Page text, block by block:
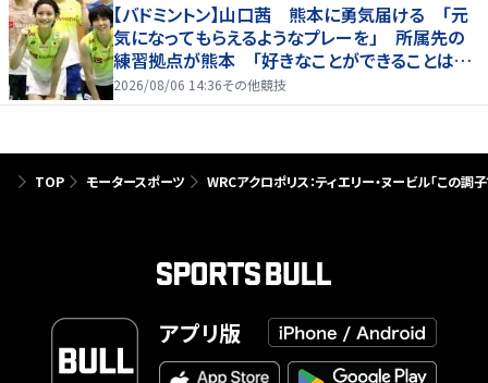
【バドミントン】山口茜 熊本に勇気届ける 「元
気になってもらえるようなプレーを」 所属先の
練習拠点が熊本 「好きなことができることは当
たり前じゃない」
2026/08/06 14:36その他競技
TOP モータースポーツ WRCアクロポリス：ティエリー・ヌービル「この
アプリ版